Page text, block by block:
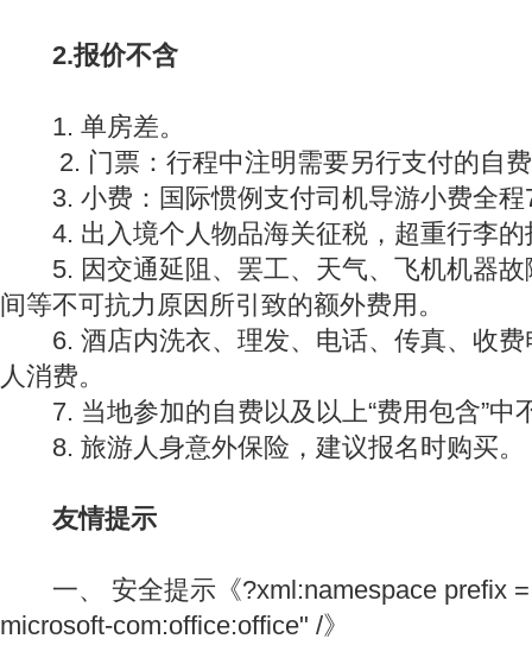
2.报价不含
1. 单房差。
2. 门票：行程中注明需要另行支付的自
3. 小费：国际惯例支付司机导游小费全程
4. 出入境个人物品海关征税，超重行李的
5. 因交通延阻、罢工、天气、飞机机器故
间等不可抗力原因所引致的额外费用。
6. 酒店内洗衣、理发、电话、传真、收费
人消费。
7. 当地参加的自费以及以上“费用包含”中
8. 旅游人身意外保险，建议报名时购买。
友情提示
一、 安全提示《?xml:namespace prefix =
microsoft-com:office:office" /》